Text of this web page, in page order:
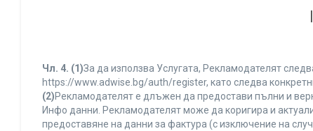
Чл. 4. (1)За да използва Услугата, Рекламодателят
https://www.adwise.bg/auth/register, като следва
(2)Рекламодателят е длъжен да предостави пълни и
Инфо данни. Рекламодателят може да коригира и
предоставяне на данни за фактура (с изключение на